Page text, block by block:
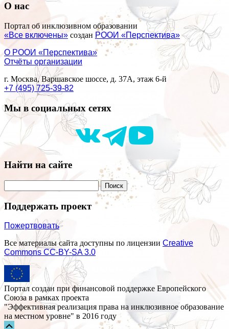
О нас
Портал об инклюзивном образовании
«Все включены» создан РООИ «Перспектива»
О РООИ «Перспектива»
Отчёты организации
г. Москва, Варшавское шоссе, д. 37А, этаж 6-й
+7 (495) 725-39-82
Мы в социальных сетях
Найти на сайте
Поддержать проект
Пожертвовать
Все материалы сайта доступны по лицензии Creative
Commons СС-BY-SA 3.0
Портал создан при финансовой поддержке Европейского
Союза в рамках проекта
"Эффективная реализация права на инклюзивное образование
на местном уровне" в 2016 году